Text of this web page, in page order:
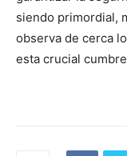
siendo primordial,
observa de cerca
esta crucial